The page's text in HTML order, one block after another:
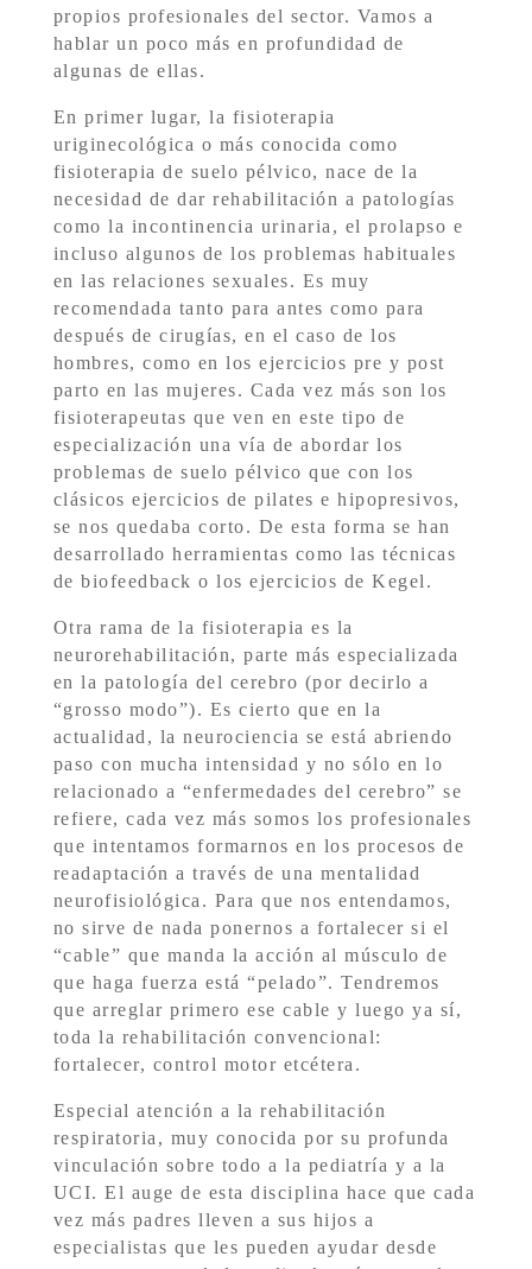
propios profesionales del sector. Vamos a
hablar un poco más en profundidad de
algunas de ellas.
En primer lugar, la fisioterapia
uriginecológica o más conocida como
fisioterapia de suelo pélvico, nace de la
necesidad de dar rehabilitación a patologías
como la incontinencia urinaria, el prolapso e
incluso algunos de los problemas habituales
en las relaciones sexuales. Es muy
recomendada tanto para antes como para
después de cirugías, en el caso de los
hombres, como en los ejercicios pre y post
parto en las mujeres. Cada vez más son los
fisioterapeutas que ven en este tipo de
especialización una vía de abordar los
problemas de suelo pélvico que con los
clásicos ejercicios de pilates e hipopresivos,
se nos quedaba corto. De esta forma se han
desarrollado herramientas como las técnicas
de biofeedback o los ejercicios de Kegel.
Otra rama de la fisioterapia es la
neurorehabilitación, parte más especializada
en la patología del cerebro (por decirlo a
“grosso modo”). Es cierto que en la
actualidad, la neurociencia se está abriendo
paso con mucha intensidad y no sólo en lo
relacionado a “enfermedades del cerebro” se
refiere, cada vez más somos los profesionales
que intentamos formarnos en los procesos de
readaptación a través de una mentalidad
neurofisiológica. Para que nos entendamos,
no sirve de nada ponernos a fortalecer si el
“cable” que manda la acción al músculo de
que haga fuerza está “pelado”. Tendremos
que arreglar primero ese cable y luego ya sí,
toda la rehabilitación convencional:
fortalecer, control motor etcétera.
Especial atención a la rehabilitación
respiratoria, muy conocida por su profunda
vinculación sobre todo a la pediatría y a la
UCI. El auge de esta disciplina hace que cada
vez más padres lleven a sus hijos a
especialistas que les pueden ayudar desde